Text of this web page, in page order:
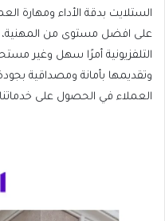
الستلايت بدقة الأداء ومهارة
على افضل مستوى من
التلفزيونية أمرًا سهل وغير
وتقديمها بأمانة ومصداقية
العملاء في الحصول على